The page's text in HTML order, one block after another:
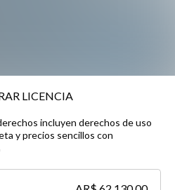
LICENCIA
incluyen derechos de uso
y precios sencillos con